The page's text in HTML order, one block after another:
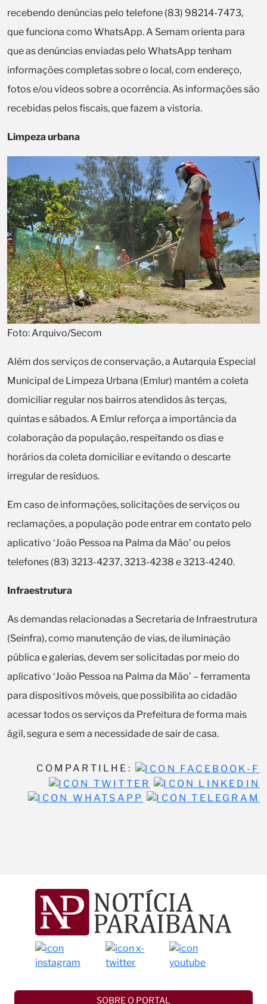
recebendo denúncias pelo telefone (83) 98214-7473,
que funciona como WhatsApp. A Semam orienta para
que as denúncias enviadas pelo WhatsApp tenham
informações completas sobre o local, com endereço,
fotos e/ou vídeos sobre a ocorrência. As informações são
recebidas pelos fiscais, que fazem a vistoria.
Limpeza urbana
Foto: Arquivo/Secom
Além dos serviços de conservação, a Autarquia Especial
Municipal de Limpeza Urbana (Emlur) mantém a coleta
domiciliar regular nos bairros atendidos às terças,
quintas e sábados. A Emlur reforça a importância da
colaboração da população, respeitando os dias e
horários da coleta domiciliar e evitando o descarte
irregular de resíduos.
Em caso de informações, solicitações de serviços ou
reclamações, a população pode entrar em contato pelo
aplicativo ‘João Pessoa na Palma da Mão’ ou pelos
telefones (83) 3213-4237, 3213-4238 e 3213-4240.
Infraestrutura
As demandas relacionadas a Secretaria de Infraestrutura
(Seinfra), como manutenção de vias, de iluminação
pública e galerias, devem ser solicitadas por meio do
aplicativo ‘João Pessoa na Palma da Mão’ – ferramenta
para dispositivos móveis, que possibilita ao cidadão
acessar todos os serviços da Prefeitura de forma mais
ágil, segura e sem a necessidade de sair de casa.
COMPARTILHE:
SOBRE O PORTAL